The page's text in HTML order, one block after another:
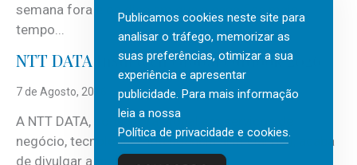
semana fora e os dias em que a casa fica mais
tempo...
NTT DATA Insurtech Global Outlook 2026
7 de Agosto, 2026
A NTT DATA, consultora global em serviços de
negócio, tecnologia e inteligência artificial (IA), acaba
de divulgar a mais recente...
Publicamos cookies neste site para
analisar o tráfego, memorizar as
suas preferências, otimizar a sua
experiência e apresentar
publicidade. Para mais informação
leia a nossa
Política de privacidade e cookies.